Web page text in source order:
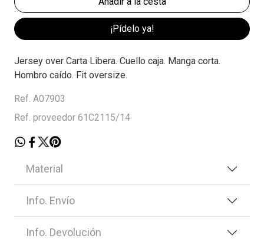
¡Pídelo ya!
Jersey over Carta Libera. Cuello caja. Manga corta.
Hombro caído. Fit oversize.
Ref. A07903
Ref. proveedor 61C2115/14
Material
Info. Envío
Info. Devolución